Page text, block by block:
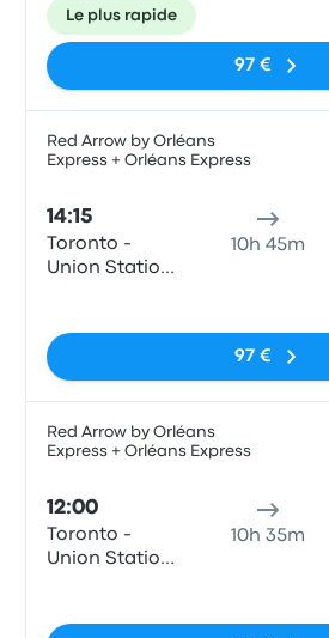
Le plus rapide
97 €
Red Arrow by Orléans
Express + Orléans Express
14:15
Toronto -
Union Station
10h 45m
97 €
Red Arrow by Orléans
Express + Orléans Express
12:00
Toronto -
Union Station
10h 35m